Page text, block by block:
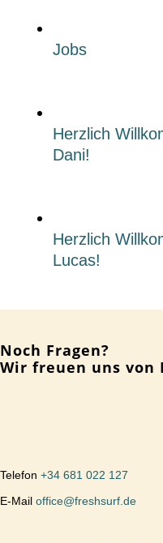
Jobs
Herzlich
Dani!
Herzlich
Lucas!
Noch Fragen?
Wir freuen uns von
Telefon +34 681 022 127
E-Mail office@freshsurf.de